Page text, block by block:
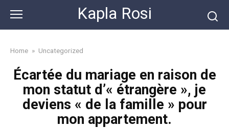
content
Kapla Rosi
Home » Uncategorized
Écartée du mariage en raison de
mon statut d’« étrangère », je
deviens « de la famille » pour
mon appartement.